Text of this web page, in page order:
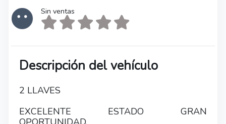
Sin ventas
Descripción del vehículo
2 LLAVES
EXCELENTE ESTADO GRAN